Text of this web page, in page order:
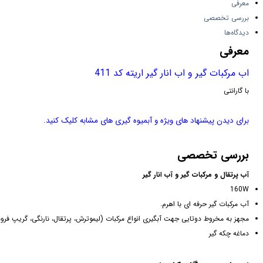
معرفی
بررسی تخصصی
دیدگاه‌ها
معرفی
اب مرکبات گیر و اب انار گیر اریته کد 411
با گارانتی
برای دیدن پیشنهاد های ویژه و آبمیوه گیری های مشابه کلیک کنید.
بررسی تخصصی
آب پرتقال و مرکبات گیر و آب انار گیر
160W
آب مرکبات گیر حرفه ای با اهرم.
مجهز به مخروط دوتایی جهت آبگیری انواع مرکبات (لیموترش، پرتقال، نارنگی، گریپ
دماغه چکه گیر